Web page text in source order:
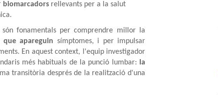
biomarcadors rellevants per a la salut
fonamentals per comprendre millor la
que apareguin símptomes, i per impulsar
En aquest context, l'equip investigador
més habituals de la punció lumbar:
la
transitòria després de la realització d'una